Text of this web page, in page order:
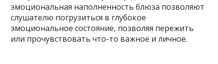
эмоциональная наполненность блюза позволяют
слушателю погрузиться в глубокое
эмоциональное состояние, позволяя пережить
или прочувствовать что-то важное и личное.